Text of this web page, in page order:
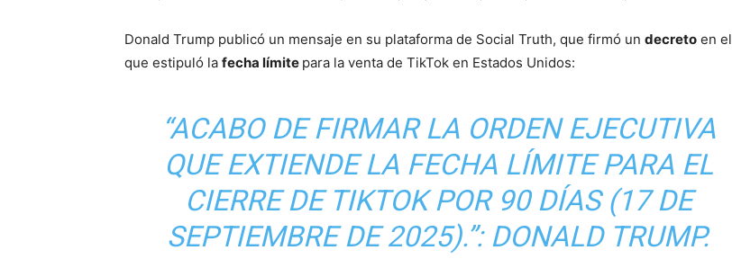
Donald Trump publicó un mensaje en su plataforma de Social Truth, que firmó un decreto en el
que estipuló la fecha límite para la venta de TikTok en Estados Unidos:
“ACABO DE FIRMAR LA ORDEN EJECUTIVA
QUE EXTIENDE LA FECHA LÍMITE PARA EL
CIERRE DE TIKTOK POR 90 DÍAS (17 DE
SEPTIEMBRE DE 2025).”: DONALD TRUMP.